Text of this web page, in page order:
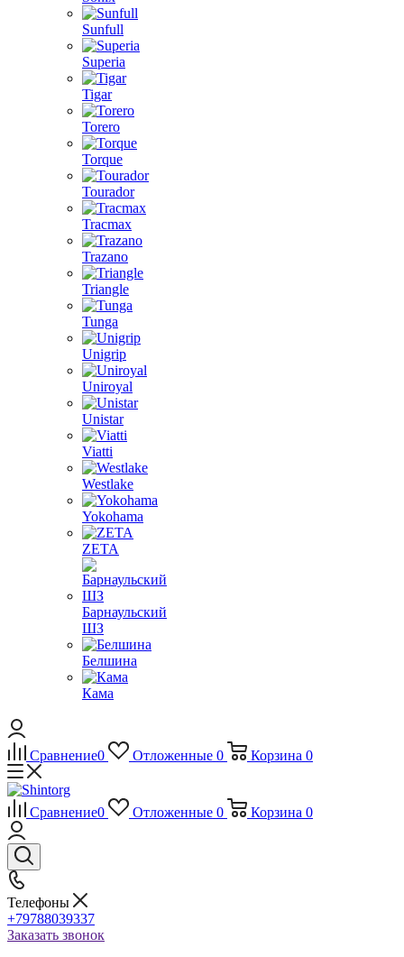
Sunfull
Superia
Tigar
Torero
Torque
Tourador
Tracmax
Trazano
Triangle
Tunga
Unigrip
Uniroyal
Unistar
Viatti
Westlake
Yokohama
ZETA
Барнаульский
ШЗ
Белшина
Кама
Сравнение0 Отложенные 0 Корзина 0
Сравнение0 Отложенные 0 Корзина 0
Телефоны
+79788039337
Заказать звонок